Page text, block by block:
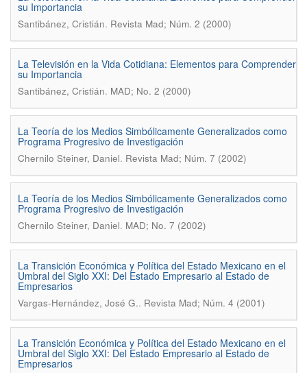
su Importancia
Santibánez, Cristián. Revista Mad; Núm. 2 (2000)
La Televisión en la Vida Cotidiana: Elementos para Comprender
su Importancia
Santibánez, Cristián. MAD; No. 2 (2000)
La Teoría de los Medios Simbólicamente Generalizados como
Programa Progresivo de Investigación
Chernilo Steiner, Daniel. Revista Mad; Núm. 7 (2002)
La Teoría de los Medios Simbólicamente Generalizados como
Programa Progresivo de Investigación
Chernilo Steiner, Daniel. MAD; No. 7 (2002)
La Transición Económica y Política del Estado Mexicano en el
Umbral del Siglo XXI: Del Estado Empresario al Estado de
Empresarios
Vargas-Hernández, José G.. Revista Mad; Núm. 4 (2001)
La Transición Económica y Política del Estado Mexicano en el
Umbral del Siglo XXI: Del Estado Empresario al Estado de
Empresarios